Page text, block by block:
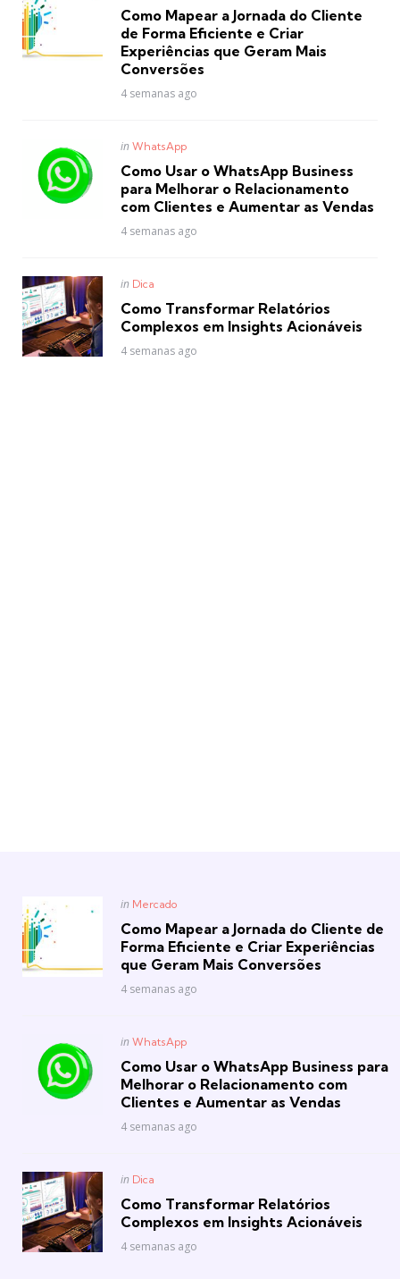
Como Mapear a Jornada do Cliente
de Forma Eficiente e Criar
Experiências que Geram Mais
Conversões
4 semanas ago
Posted
in WhatsApp
Como Usar o WhatsApp Business
para Melhorar o Relacionamento
com Clientes e Aumentar as Vendas
4 semanas ago
Posted
in Dica
Como Transformar Relatórios
Complexos em Insights Acionáveis
4 semanas ago
Posted
in Mercado
Como Mapear a Jornada do Cliente de
Forma Eficiente e Criar Experiências
que Geram Mais Conversões
4 semanas ago
Posted
in WhatsApp
Como Usar o WhatsApp Business para
Melhorar o Relacionamento com
Clientes e Aumentar as Vendas
4 semanas ago
Posted
in Dica
Como Transformar Relatórios
Complexos em Insights Acionáveis
4 semanas ago